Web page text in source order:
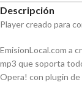
Descripción
Player creado para
EmisionLocal.com a
mp3 que soporta
Opera! con plugin de